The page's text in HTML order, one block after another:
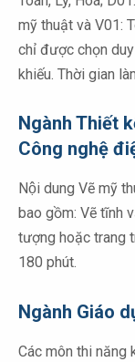
mỹ thuật và V01:
chỉ được chọn
khiếu. Thời gian
Ngành Thiết
Công nghệ
Nội dung Vẽ mỹ
bao gồm: Vẽ tĩnh
tượng hoặc trang
180 phút.
Ngành Giáo
Các môn thi năng